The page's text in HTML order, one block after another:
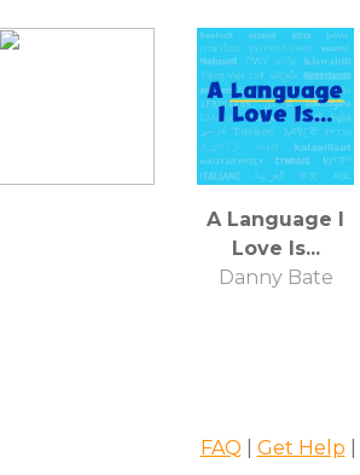
A Language I
Love Is...
Danny Bate
FAQ Get Help